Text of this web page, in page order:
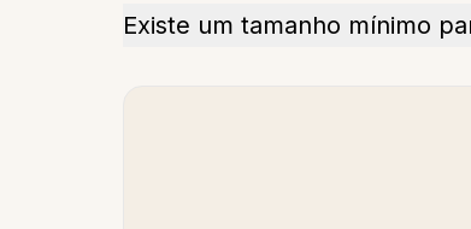
Existe um tamanho mínimo